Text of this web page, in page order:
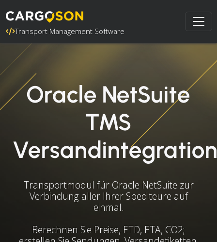
Transport Management Software
Oracle NetSuite
TMS
Transportmodul für Oracle NetSuite zur
Verbindung aller Ihrer Spediteure auf
einmal.
Berechnen Sie Preise, ETD, ETA, CO2;